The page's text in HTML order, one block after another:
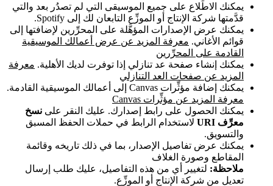
يمكنك الاطِّلاع على جميع الموسيقى التي لم تصدُر بعد والتي
قدَّمتها شركة الإنتاج أو الموزِّع التابعان لك إلى Spotify.
يمكنك عرض الإصدارات المؤهَّلة على المحرِّرين لإضافتها إلى
قوائم الأغاني. معرفة المزيد عن عرض أعمالك الموسيقية
القادمة على المحرِّرين
يمكنك إنشاء صفحة عد تنازلي إذا توفرت لديك الأهلية. معرفة
المزيد عن صفحات العد التنازلي
يمكنك إضافة مؤثِّرات Canvas إلى أعمالك الموسيقية القادمة.
معرفة المزيد عن مؤثِّرات Canvas
يمكنك الحصول على رابط إصدارك. عليك النقر على نسخ
معرِّف URI
لاستخدام الرابط في حملات الحفظ المسبق
والتسويق.
يمكنك عرض تفاصيل الإصدار، بما في ذلك تاريخه وقائمة
المقاطع وصورة الغلاف
ملاحظة: لتغيير أي من هذه التفاصيل، عليك طلب إرسال
تعديل من شركة الإنتاج أو الموزِّع.